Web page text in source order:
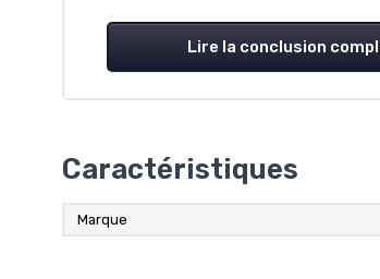
Lire la conclusion
Caractéristiques
Marque